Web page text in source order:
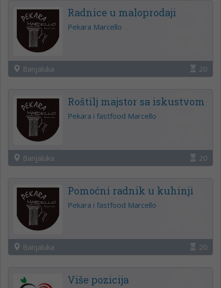
Radnice u maloprodaji
Pekara Marcello
Banjaluka 20
Roštilj majstor sa iskustvom
Pekara i fastfood Marcello
Banjaluka 20
Pomoćni radnik u kuhinji
Pekara i fastfood Marcello
Banjaluka 20
Više pozicija